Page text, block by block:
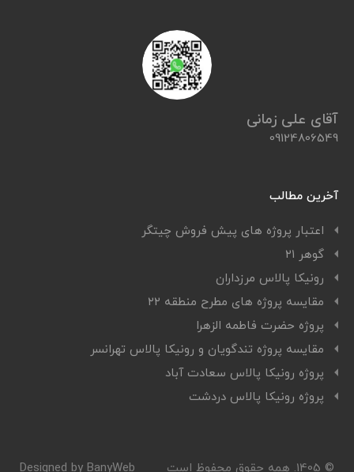
آقای علی زمانی
09124806549
آخرین مطالب
اعتبار پروژه های پیش فروش چیتگر
گوهر ۲۱
رونیکا پالاس مرزداران
مقایسه پروژه های مطرح منطقه ۲۲
پروژه حضرت فاطمه الزهرا
مقایسه پروژه تندگویان و رونیکا پالاس تهرانسر
پروژه رونیکا پالاس سعادت آباد
پروژه رونیکا پالاس دردشت